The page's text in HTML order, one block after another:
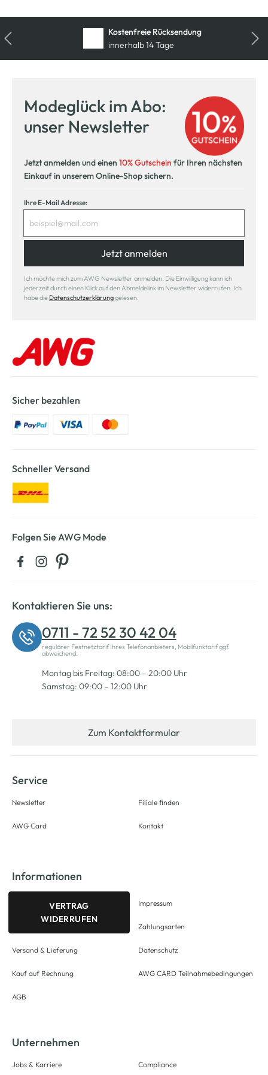
Kostenfreie Rücksendung
innerhalb 14 Tage
Modeglück im Abo:
unser Newsletter
Jetzt anmelden und einen 10% Gutschein für Ihren nächsten
Einkauf in unserem Online-Shop sichern.
Ihre E-Mail Adresse:
Jetzt anmelden
Ich möchte mich zum AWG Newsletter anmelden. Die Einwilligung kann ich
jederzeit durch einen Klick auf den Abmeldelink im Newsletter widerrufen. Ich
habe die Datenschutzerklärunggelesen.
Sicher bezahlen
Schneller Versand
Folgen Sie AWG Mode
Kontaktieren Sie uns:
0711 - 72 52 30 42 04
regulärer Festnetztarif Ihres Telefonanbieters, Mobilfunktarif ggf.
abweichend.
Montag bis Freitag: 08:00 – 20:00 Uhr
Samstag: 09:00 – 12:00 Uhr
Zum Kontaktformular
Service
Newsletter
AWG Card
Filiale finden
Kontakt
Informationen
VERTRAG
WIDERRUFEN
Versand & Lieferung
Kauf auf Rechnung
AGB
Impressum
Zahlungsarten
Datenschutz
AWG CARD Teilnahmebedingungen
Unternehmen
Jobs & Karriere Compliance